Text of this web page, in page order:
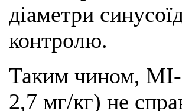
діаметри
контролю.
Таким чином, МІ-
2,7 мг/кг) не